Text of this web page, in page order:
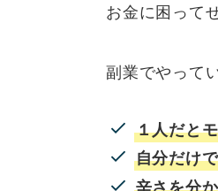
お金に困って
副業でやって
１人だと
自分だけ
辛さを分